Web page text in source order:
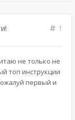
1
не только не
топ инструкции
первый и